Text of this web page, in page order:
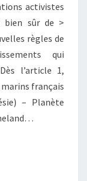
activistes
bien sûr de >
règles de
qui
l’article 1,
français
– Planète